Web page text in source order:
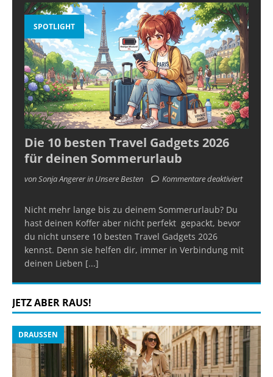
SPOTLIGHT
Die 10 besten Travel Gadgets 2026
für deinen Sommerurlaub
von Sonja Angerer in Unsere Besten Kommentare deaktiviert
Nicht mehr lange bis zu deinem Sommerurlaub? Du
hast deinen Koffer aber nicht perfekt gepackt, bevor
du nicht unsere 10 besten Travel Gadgets 2026
kennst. Denn sie helfen dir, immer in Verbindung mit
deinen Lieben [...]
JETZ ABER RAUS!
DRAUSSEN